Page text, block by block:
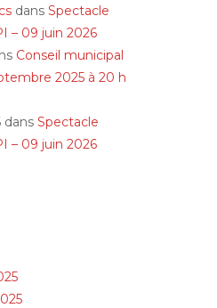
dans Spectacle
– 09 juin 2026
Conseil municipal
2025 à 20 h
dans Spectacle
– 09 juin 2026